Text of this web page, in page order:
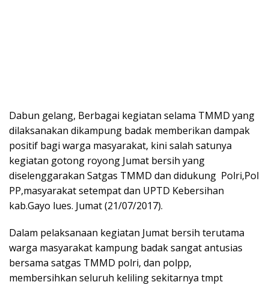
Dabun gelang, Berbagai kegiatan selama TMMD yang
dilaksanakan dikampung badak memberikan dampak
positif bagi warga masyarakat, kini salah satunya
kegiatan gotong royong Jumat bersih yang
diselenggarakan Satgas TMMD dan didukung Polri,Pol
PP,masyarakat setempat dan UPTD Kebersihan
kab.Gayo lues. Jumat (21/07/2017).
Dalam pelaksanaan kegiatan Jumat bersih terutama
warga masyarakat kampung badak sangat antusias
bersama satgas TMMD polri, dan polpp,
membersihkan seluruh keliling sekitarnya tmpt